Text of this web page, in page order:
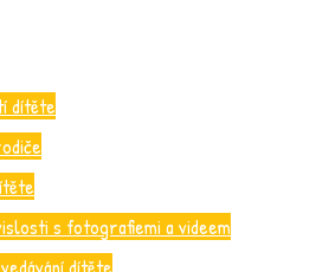
dítěte
s fotografiemi a videem